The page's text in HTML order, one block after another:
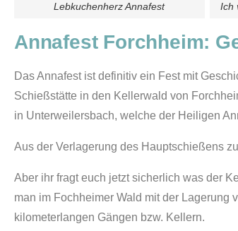
Lebkuchenherz Annafest Ich
Annafest Forchheim:
Das Annafest ist definitiv ein Fest mit
Schießstätte in den Kellerwald von
in Unterweilersbach, welche der Heiligen
Aus der Verlagerung des Hauptschießens
Aber ihr fragt euch jetzt sicherlich was der
man im Fochheimer Wald mit der Lagerung
kilometerlangen Gängen bzw. Kellern.